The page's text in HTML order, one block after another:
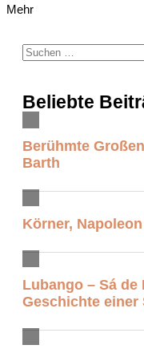
Mehr
Suchen
nach:
Beliebte
Berühmte
Barth
Körner,
Lubango – Sá de
Geschichte einer